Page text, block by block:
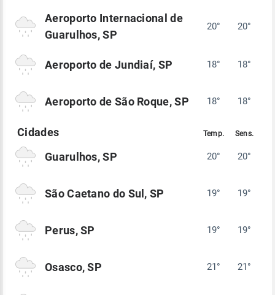
Aeroporto Internacional de
Guarulhos, SP
20° 20°
Aeroporto de Jundiaí, SP 18° 18°
Aeroporto de São Roque, SP 18° 18°
Guarulhos, SP 20° 20°
São Caetano do Sul, SP 19° 19°
Perus, SP 19° 19°
Osasco, SP 21° 21°